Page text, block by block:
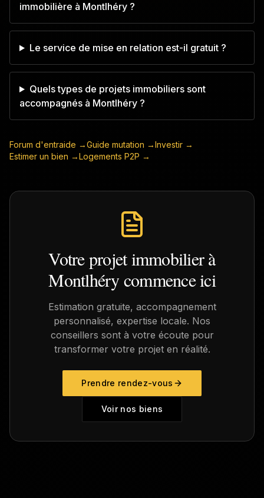
immobilière à Montlhéry ?
Le service de mise en relation est-il gratuit ?
Quels types de projets immobiliers sont
accompagnés à Montlhéry ?
Forum d'entraide →Guide mutation →Investir →
Estimer un bien →Logements P2P →
Votre projet immobilier à
Montlhérycommence ici
Estimation gratuite, accompagnement
personnalisé, expertise locale. Nos
conseillers sont à votre écoute pour
transformer votre projet en réalité.
Prendre rendez-vous
Voir nos biens